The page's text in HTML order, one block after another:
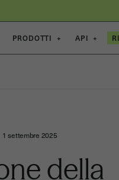
PRODOTTI + API +
1 settembre 2025
della